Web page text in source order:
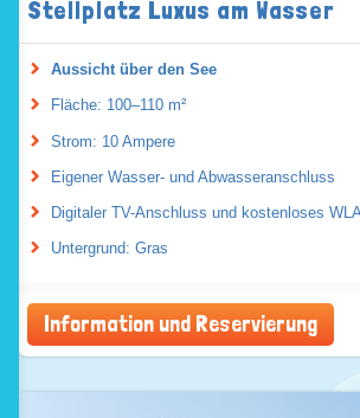
Stellplatz Luxus am Wasser
Aussicht über den See
Fläche: 100–110 m²
Strom: 10 Ampere
Eigener Wasser- und Abwasseranschluss
Digitaler TV-Anschluss und kostenloses
Untergrund: Gras
Information und Reservierung